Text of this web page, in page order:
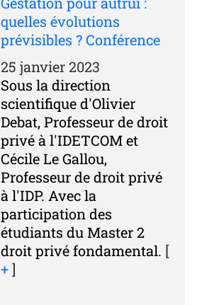
quelles évolutions
prévisibles ? Conférence
25 janvier 2023
Sous la direction
scientifique d'Olivier
Debat, Professeur de droit
privé à l'IDETCOM et
Cécile Le Gallou,
Professeur de droit privé
à l'IDP. Avec la
participation des
étudiants du Master 2
droit privé fondamental. [
+]